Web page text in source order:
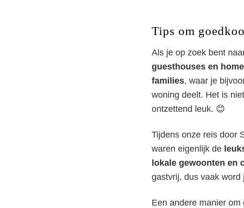
Tips om
Als je op zoek bent
guesthouses en
families, waar je
woning deelt. Het is
ontzettend leuk. 😊
Tijdens onze reis door
waren eigenlijk de
lokale gewoonten en
gastvrij, dus vaak
Een andere manier